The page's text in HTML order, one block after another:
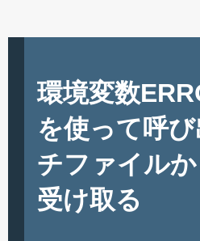
環境変数
を使って呼
チファイル
受け取る